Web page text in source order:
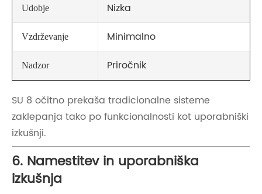
Udobje Nizka
Vzdrževanje Minimalno
Nadzor Priročnik
SU 8 očitno prekaša tradicionalne sisteme
zaklepanja tako po funkcionalnosti kot uporabniški
izkušnji.
6. Namestitev in uporabniška
izkušnja